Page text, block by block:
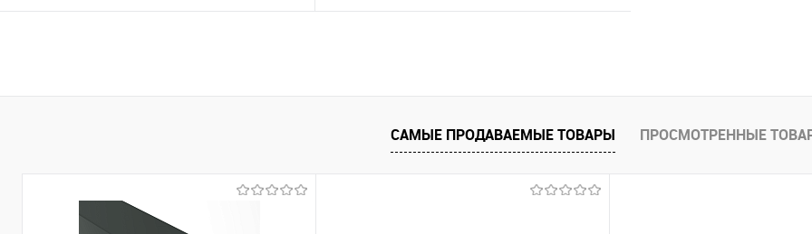
В избранное
Под заказ
САМЫЕ ПРОДАВАЕМЫЕ ТОВАРЫ ПРОСМОТРЕННЫЕ